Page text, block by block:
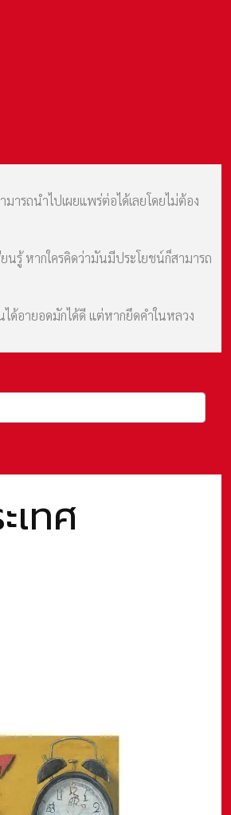
ารถนำไปเผยแพร่ต่อได้เลยโดยไม่ต้อง
นรู้ หากใครคิดว่ามันมีประโยชน์ก็สามารถ
ด้อายอดมักได้ดี แต่หากยึดคำในหลวง
เทศ